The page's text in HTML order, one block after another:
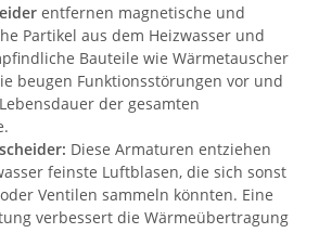
entfernen magnetische und
Partikel aus dem Heizwasser und
Bauteile wie Wärmetauscher
beugen Funktionsstörungen vor und
der gesamten
Diese Armaturen entziehen
feinste Luftblasen, die sich sonst
Ventilen sammeln könnten. Eine
verbessert die Wärmeübertragung